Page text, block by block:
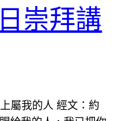
崇拜講
屬我的人 經文：約